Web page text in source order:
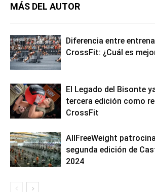
MÁS DEL AUTOR
Diferencia entre
CrossFit: ¿Cuál es
El Legado del Bisonte
tercera edición como
CrossFit
AllFreeWeight
segunda edición de
2024